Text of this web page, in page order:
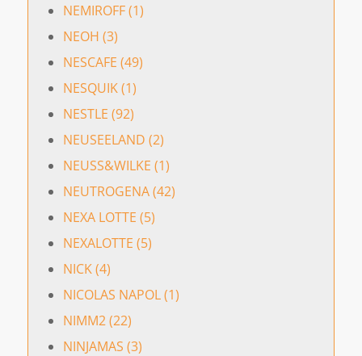
NEMIROFF (1)
NEOH (3)
NESCAFE (49)
NESQUIK (1)
NESTLE (92)
NEUSEELAND (2)
NEUSS&WILKE (1)
NEUTROGENA (42)
NEXA LOTTE (5)
NEXALOTTE (5)
NICK (4)
NICOLAS NAPOL (1)
NIMM2 (22)
NINJAMAS (3)